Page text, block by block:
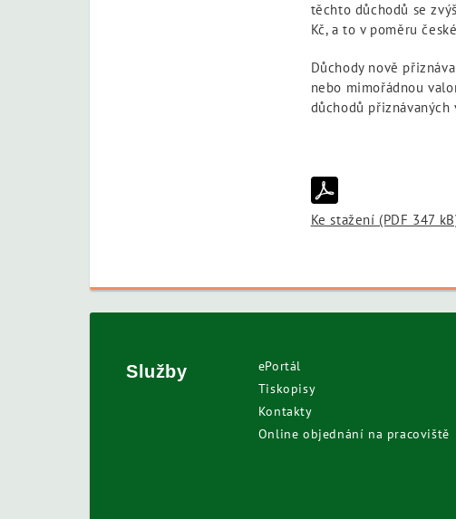
těchto důchodů se
Kč, a to v poměru
Důchody nově
nebo mimořádnou
důchodů
Ke stažení (PDF 347
Služby
ePortál
Tiskopisy
Kontakty
Online objednání na pracoviště